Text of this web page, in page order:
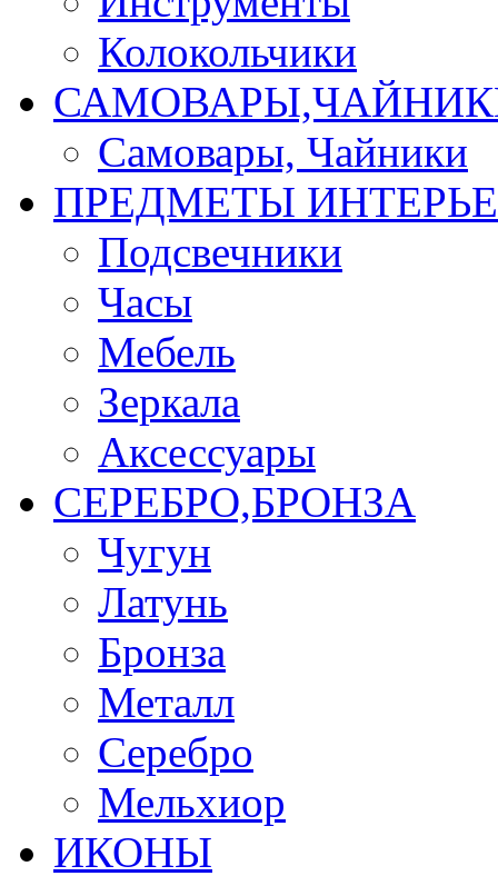
Колокольчики
Самовары, Чайники
ПРЕДМЕТЫ
Подсвечники
Часы
Мебель
Зеркала
Аксессуары
СЕРЕБРО,БРОНЗА
Чугун
Латунь
Бронза
Металл
Серебро
Мельхиор
ИКОНЫ